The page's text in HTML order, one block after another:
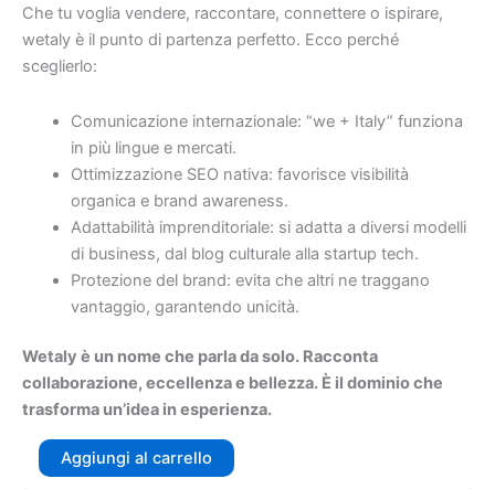
Che tu voglia vendere, raccontare, connettere o ispirare,
wetaly è il punto di partenza perfetto. Ecco perché
sceglierlo:
Comunicazione internazionale: “we + Italy” funziona
in più lingue e mercati.
Ottimizzazione SEO nativa: favorisce visibilità
organica e brand awareness.
Adattabilità imprenditoriale: si adatta a diversi modelli
di business, dal blog culturale alla startup tech.
Protezione del brand: evita che altri ne traggano
vantaggio, garantendo unicità.
Wetaly è un nome che parla da solo. Racconta
collaborazione, eccellenza e bellezza. È il dominio che
trasforma un’idea in esperienza.
Aggiungi al carrello